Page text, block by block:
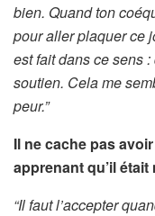
bien. Quand ton
pour aller plaquer ce
est fait dans ce sens
soutien. Cela me
peur.”
Il ne cache pas
apprenant qu’il était
“Il faut l’accepter